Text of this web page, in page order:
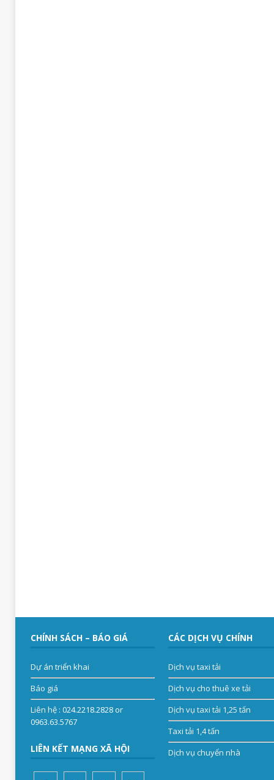
CHÍNH SÁCH – BÁO GIÁ
Dự án triển khai
Báo giá
Liên hệ: 024.2218.2828 or
0963.63.5767
LIÊN KẾT MẠNG XÃ HỘI
CÁC DỊCH VỤ CHÍNH
Dịch vụ taxi tải
Dịch vụ cho thuê xe tải
Dịch vụ taxi tải 1,25 tấn
Taxi tải 1,4 tấn
Dịch vụ chuyển nhà